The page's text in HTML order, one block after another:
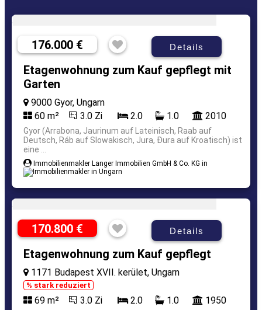
176.000 € Details
Etagenwohnung zum Kauf gepflegt mit
Garten
9000 Gyor, Ungarn
60 m²
3.0 Zi 2.0 1.0 2010
Gyor (Arrabona, Jaurinum auf Lateinisch, Raab auf
Deutsch, Ráb auf Slowakisch, Jura, Ðura auf Kroatisch) ist
eine ...
Immobilienmakler Langer Immobilien GmbH & Co. KG in
170.800 € Details
Etagenwohnung zum Kauf gepflegt
1171 Budapest XVII. kerület, Ungarn
% stark reduziert
69 m² 3.0 Zi 2.0 1.0 1950